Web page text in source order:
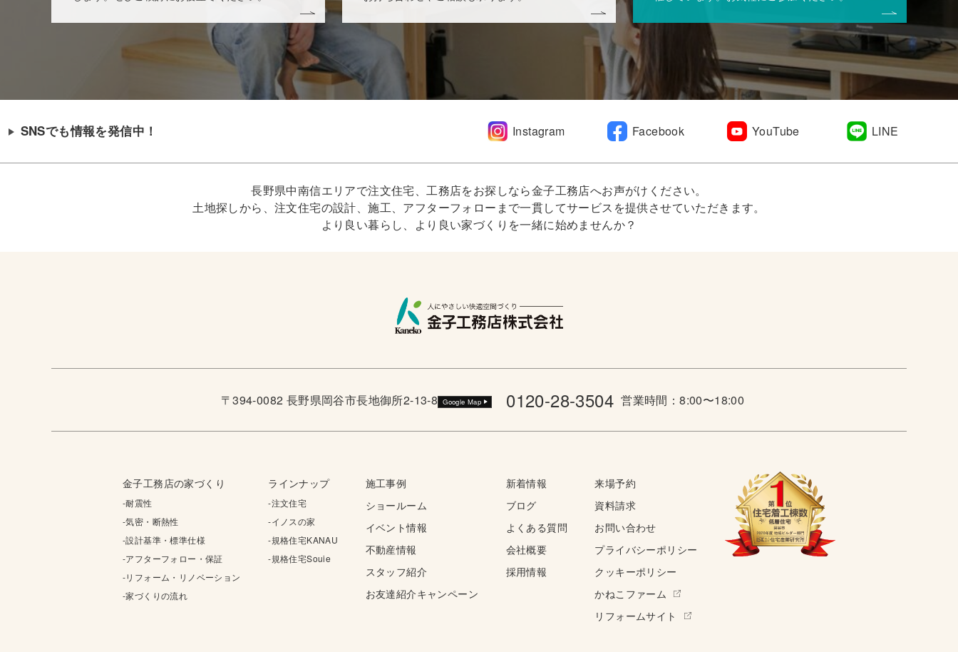
SNSでも情報を発信中！ Instagram Facebook YouTube LINE
長野県中南信エリアで注文住宅、工務店をお探しなら金子工務店へお声がけください。
土地探しから、注文住宅の設計、施工、アフターフォローまで一貫してサービスを提供させていただきます。
より良い暮らし、より良い家づくりを一緒に始めませんか？
〒394-0082 長野県岡谷市長地御所2-13-8 Google Map 0120-28-3504 営業時間：8:00〜18:00
金子工務店の家づくり
-耐震性
-気密・断熱性
-設計基準・標準仕様
-アフターフォロー・保証
-リフォーム・リノベーション
-家づくりの流れ
ラインナップ
-注文住宅
-イノスの家
-規格住宅KANAU
-規格住宅Souie
施工事例
ショールーム
イベント情報
不動産情報
スタッフ紹介
お友達紹介キャンペーン
新着情報
ブログ
よくある質問
会社概要
採用情報
来場予約
資料請求
お問い合わせ
プライバシーポリシー
クッキーポリシー
かねこファーム
リフォームサイト